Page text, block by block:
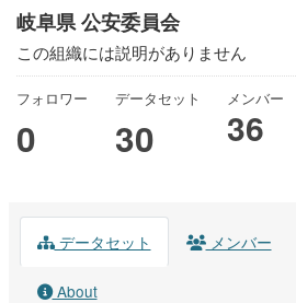
岐阜県 公安委員会
この組織には説明がありません
フォロワー
0
データセット
30
メンバー
36
データセット メンバー
About